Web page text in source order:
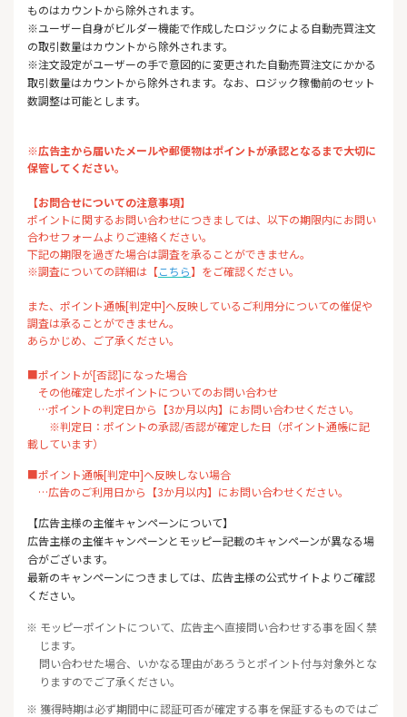
ものはカウントから除外されます。
※ユーザー自身がビルダー機能で作成したロジックによる自動売買注文
の取引数量はカウントから除外されます。
※注文設定がユーザーの手で意図的に変更された自動売買注文にかかる
取引数量はカウントから除外されます。なお、ロジック稼働前のセット
数調整は可能とします。
※広告主から届いたメールや郵便物はポイントが承認となるまで大切に
保管してください。
【お問合せについての注意事項】
ポイントに関するお問い合わせにつきましては、以下の期限内にお問い
合わせフォームよりご連絡ください。
下記の期限を過ぎた場合は調査を承ることができません。
※調査についての詳細は【こちら】をご確認ください。
また、ポイント通帳[判定中]へ反映しているご利用分についての催促や
調査は承ることができません。
あらかじめ、ご了承ください。
■ポイントが[否認]になった場合
その他確定したポイントについてのお問い合わせ
…ポイントの判定日から【3か月以内】にお問い合わせください。
※判定日：ポイントの承認/否認が確定した日（ポイント通帳に記
載しています）
■ポイント通帳[判定中]へ反映しない場合
…広告のご利用日から【3か月以内】にお問い合わせください。
【広告主様の主催キャンペーンについて】
広告主様の主催キャンペーンとモッピー記載のキャンペーンが異なる場
合がございます。
最新のキャンペーンにつきましては、広告主様の公式サイトよりご確認
ください。
※ モッピーポイントについて、広告主へ直接問い合わせする事を固く禁
じます。
問い合わせた場合、いかなる理由があろうとポイント付与対象外とな
りますのでご了承ください。
※ 獲得時期は必ず期間中に認証可否が確定する事を保証するものではご